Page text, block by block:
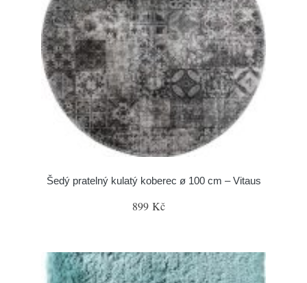
Šedý pratelný kulatý koberec ø 100 cm – Vitaus
899 Kč